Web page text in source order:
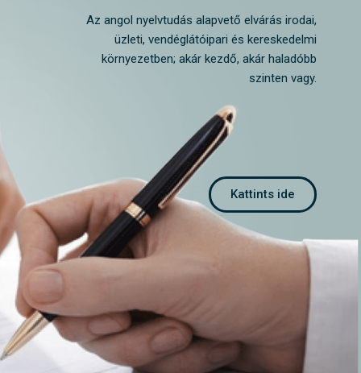
Az angol nyelvtudás alapvető elvárás irodai,
üzleti, vendéglátóipari és kereskedelmi
környezetben; akár kezdő, akár haladóbb
szinten vagy.
Kattints ide